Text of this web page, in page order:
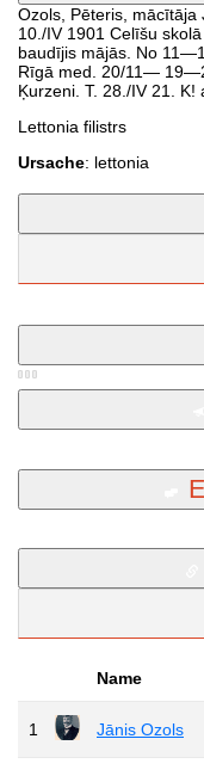
Ozols, Pēteris, mācītāja
10./IV 1901 Celīšu
baudījis mājās. No
Rīgā med. 20/11—
Ķurzeni. T. 28./IV 21. K!
Lettonia filistrs
Ursache: lettonia
Name
1 Jānis Ozols